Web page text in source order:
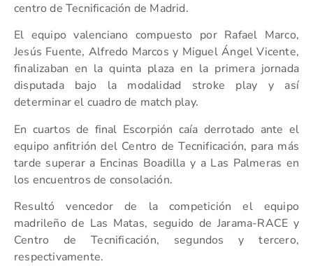
centro de Tecnificación de Madrid.
El equipo valenciano compuesto por Rafael Marco,
Jesús Fuente, Alfredo Marcos y Miguel Ángel Vicente,
finalizaban en la quinta plaza en la primera jornada
disputada bajo la modalidad stroke play y así
determinar el cuadro de match play.
En cuartos de final Escorpión caía derrotado ante el
equipo anfitrión del Centro de Tecnificación, para más
tarde superar a Encinas Boadilla y a Las Palmeras en
los encuentros de consolación.
Resultó vencedor de la competición el equipo
madrileño de Las Matas, seguido de Jarama-RACE y
Centro de Tecnificación, segundos y tercero,
respectivamente.